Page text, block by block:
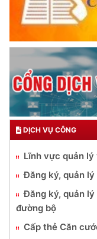
DỊCH VỤ CÔNG
Lĩnh vực quản
Đăng ký, quản
Đăng ký, quản
đường bộ
Cấp thẻ Căn